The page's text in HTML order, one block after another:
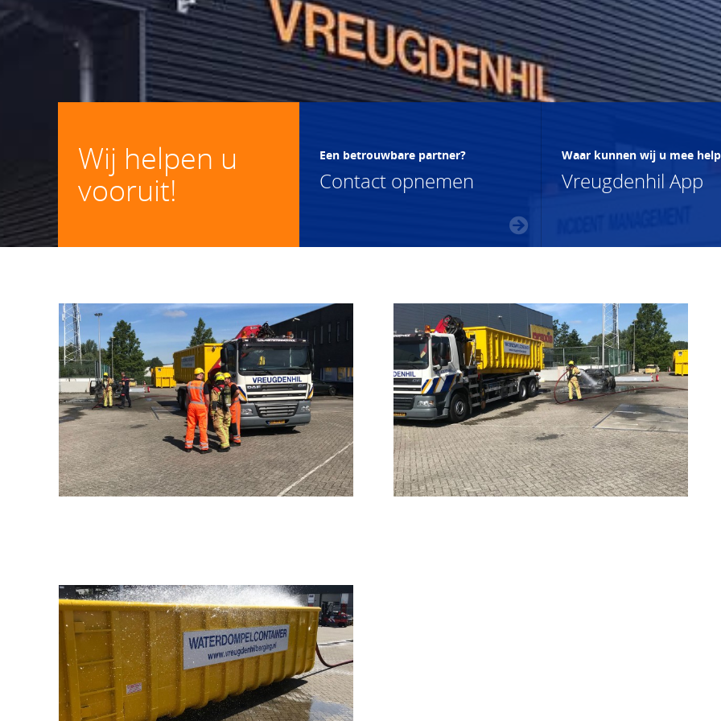
Wij helpen u
vooruit!
Een betrouwbare partner?
Contact opnemen
Waar kunnen wij u mee
Vreugdenhil App